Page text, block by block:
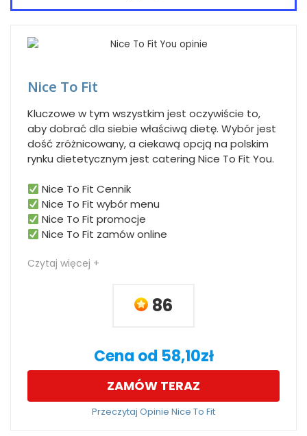
Nice To Fit
Kluczowe w tym wszystkim jest oczywiście to,
aby dobrać dla siebie właściwą dietę. Wybór jest
dość zróżnicowany, a ciekawą opcją na polskim
rynku dietetycznym jest catering Nice To Fit You.
Nice To Fit Cennik
Nice To Fit wybór menu
Nice To Fit promocje
Nice To Fit zamów online
Czytaj więcej +
86
Cena od 58,10zł
ZAMÓW TERAZ
Przeczytaj Opinie Nice To Fit